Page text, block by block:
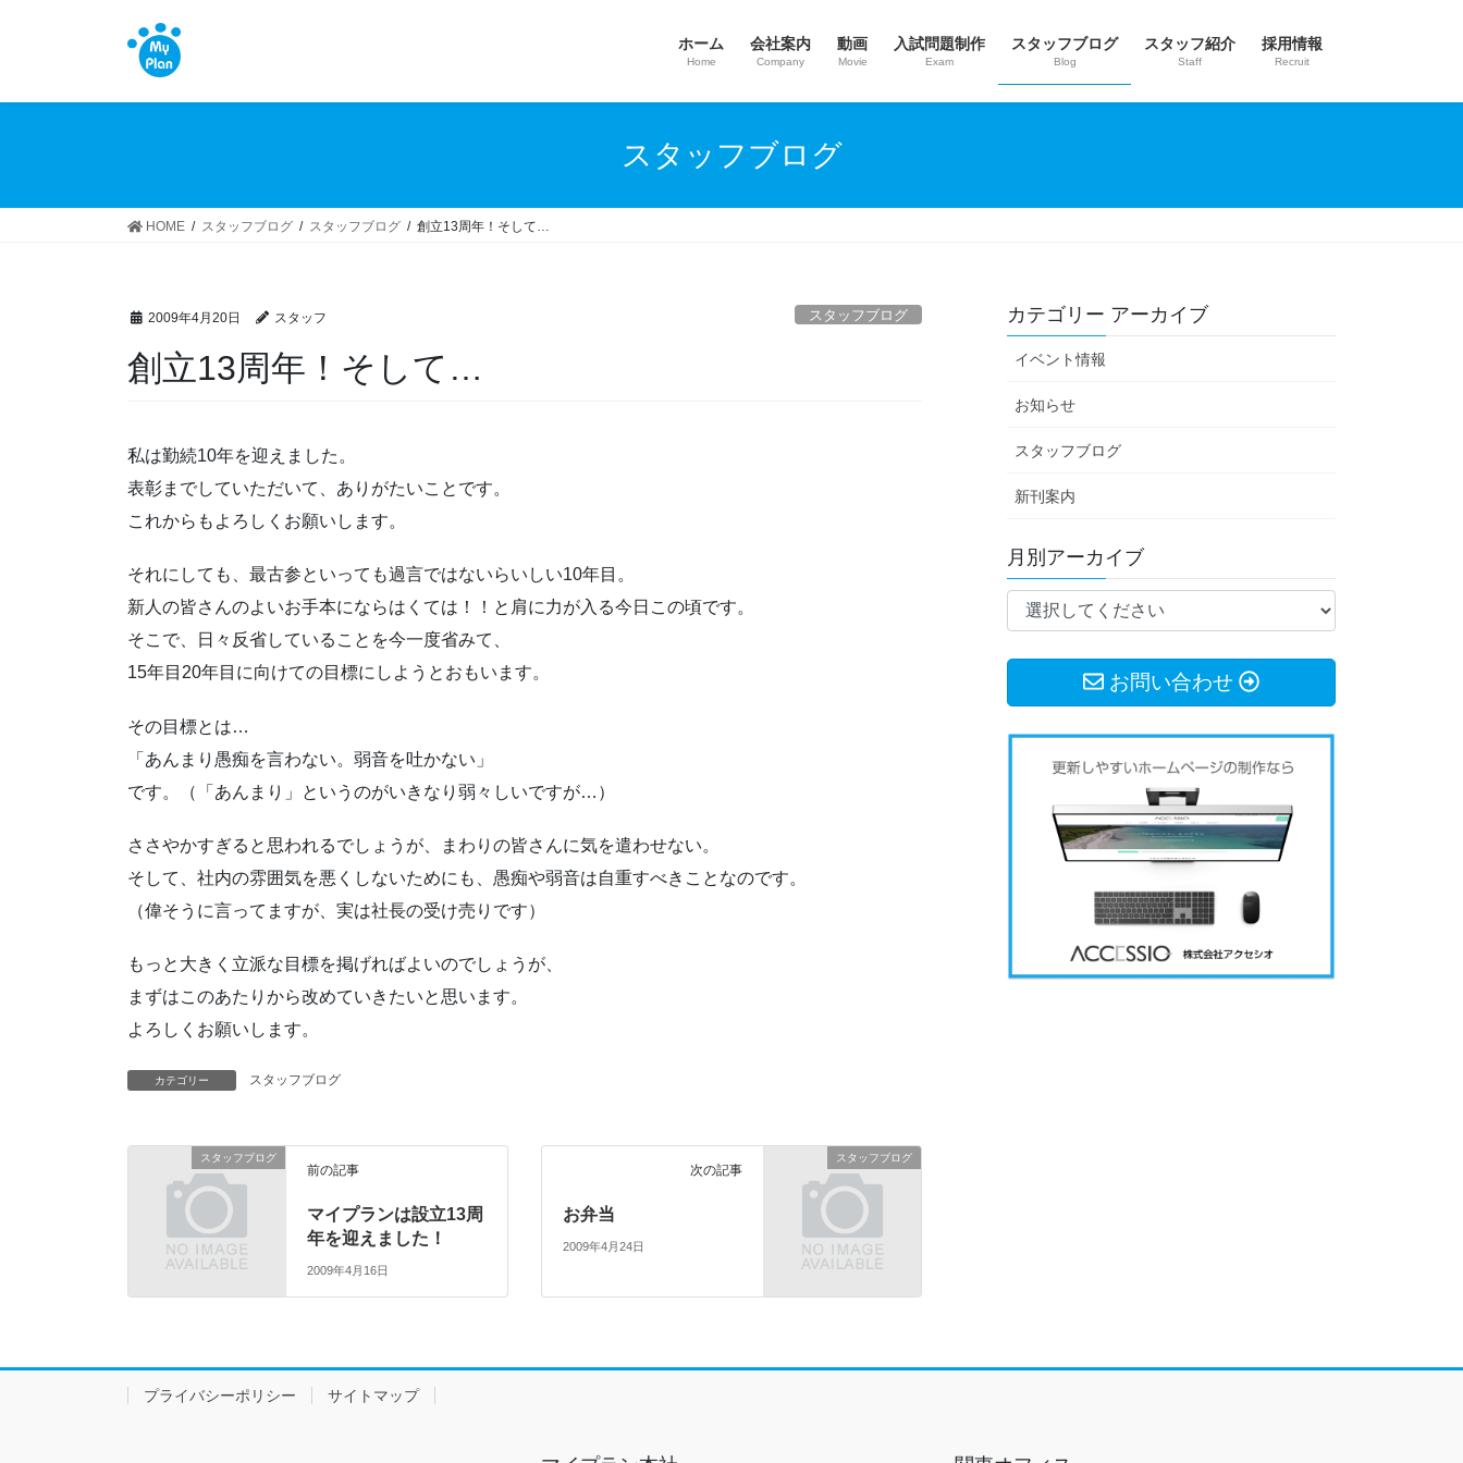
ホーム
Home
会社案内
Company
動画
Movie
入試問題制作
Exam
スタッフブログ
Blog
スタッフ紹介
Staff
採用情報
Recruit
スタッフブログ
HOME スタッフブログ スタッフブログ 創立13周年！そして…
2009年4月20日 スタッフ スタッフブログ
創立13周年！そして…
私は勤続10年を迎えました。
表彰までしていただいて、ありがたいことです。
これからもよろしくお願いします。
それにしても、最古参といっても過言ではないらいしい10年目。
新人の皆さんのよいお手本にならはくては！！と肩に力が入る今日この頃です。
そこで、日々反省していることを今一度省みて、
15年目20年目に向けての目標にしようとおもいます。
その目標とは…
「あんまり愚痴を言わない。弱音を吐かない」
です。（「あんまり」というのがいきなり弱々しいですが…）
ささやかすぎると思われるでしょうが、まわりの皆さんに気を遣わせない。
そして、社内の雰囲気を悪くしないためにも、愚痴や弱音は自重すべきことなのです。
（偉そうに言ってますが、実は社長の受け売りです）
もっと大きく立派な目標を掲げればよいのでしょうが、
まずはこのあたりから改めていきたいと思います。
よろしくお願いします。
カテゴリー スタッフブログ
スタッフブログ
前の記事
マイプランは設立13周
年を迎えました！
2009年4月16日
スタッフブログ
次の記事
お弁当
2009年4月24日
カテゴリー アーカイブ
イベント情報
お知らせ
スタッフブログ
新刊案内
月別アーカイブ
お問い合わせ
プライバシーポリシー サイトマップ